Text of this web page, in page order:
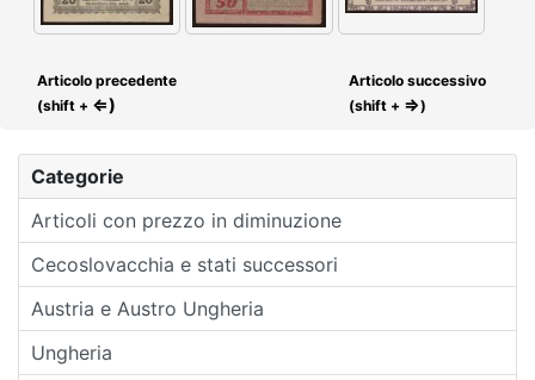
Categorie
Articoli con prezzo in diminuzione
Cecoslovacchia e stati successori
Austria e Austro Ungheria
Ungheria
Articolo precedente
(shift + ⇐)
Articolo successivo
(shift + ⇒)